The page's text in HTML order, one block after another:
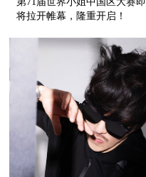
将拉开帷幕，隆重开启！